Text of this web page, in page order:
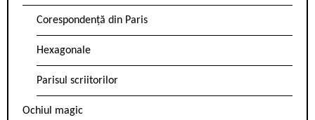
Corespondență din Paris
Hexagonale
Parisul scriitorilor
Ochiul magic